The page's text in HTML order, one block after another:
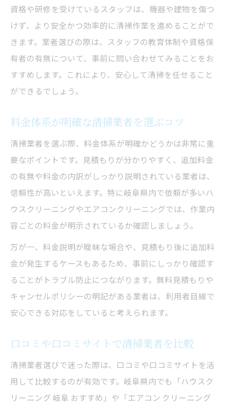
資格や研修を受けているスタッフは、機器や建物を傷つ
けず、より安全かつ効率的に清掃作業を進めることがで
きます。業者選びの際は、スタッフの教育体制や資格保
有者の有無について、事前に問い合わせてみることをお
すすめします。これにより、安心して清掃を任せること
ができるでしょう。
料金体系が明確な清掃業者を選ぶコツ
清掃業者を選ぶ際、料金体系が明確かどうかは非常に重
要なポイントです。見積もりが分かりやすく、追加料金
の有無や料金の内訳がしっかり説明されている業者は、
信頼性が高いといえます。特に岐阜県内で依頼が多いハ
ウスクリーニングやエアコンクリーニングでは、作業内
容ごとの料金が明示されているか確認しましょう。
万が一、料金説明が曖昧な場合や、見積もり後に追加料
金が発生するケースもあるため、事前にしっかり確認す
ることがトラブル防止につながります。無料見積もりや
キャンセルポリシーの明記がある業者は、利用者目線で
安心できる対応をしていると考えられます。
口コミや口コミサイトで清掃業者を比較
清掃業者選びで迷った際は、口コミや口コミサイトを活
用して比較するのが有効です。岐阜県内でも「ハウスク
リーニング 岐阜 おすすめ」や「エアコン クリーニング